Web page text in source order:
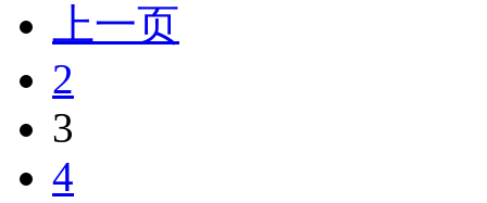
上一页
2
3
4